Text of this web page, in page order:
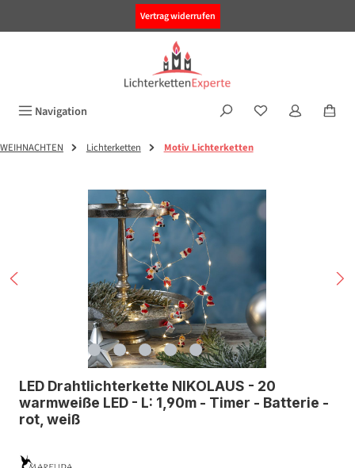
Vertrag widerrufen
Navigation
WEIHNACHTEN Lichterketten Motiv Lichterketten
Bildergalerie überspringen
LED Drahtlichterkette NIKOLAUS - 20
warmweiße LED - L: 1,90m - Timer - Batterie -
rot, weiß